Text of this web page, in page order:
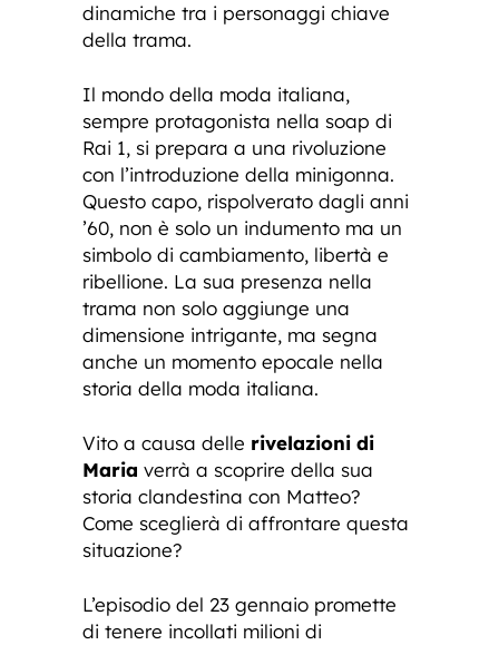
dinamiche tra i personaggi chiave
della trama.
Il mondo della moda italiana,
sempre protagonista nella soap di
Rai 1, si prepara a una rivoluzione
con l’introduzione della minigonna.
Questo capo, rispolverato dagli anni
’60, non è solo un indumento ma un
simbolo di cambiamento, libertà e
ribellione. La sua presenza nella
trama non solo aggiunge una
dimensione intrigante, ma segna
anche un momento epocale nella
storia della moda italiana.
Vito a causa delle rivelazioni di
Maria verrà a scoprire della sua
storia clandestina con Matteo?
Come sceglierà di affrontare questa
situazione?
L’episodio del 23 gennaio promette
di tenere incollati milioni di